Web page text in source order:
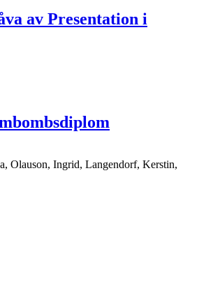
av Presentation i
Olauson, Ingrid, Langendorf, Kerstin,